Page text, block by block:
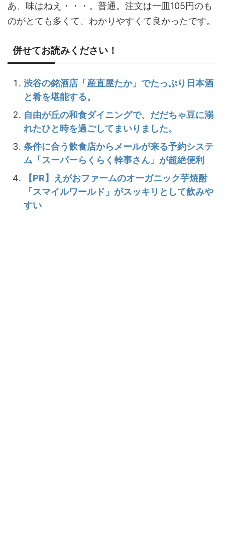
あ、味はねえ・・・。普通。注文は一皿105円のも
のがとても多くて、わかりやすくて良かったです。
併せてお読みください！
渋谷の銘酒店「産直屋たか」でたっぷり日本酒
と肴を堪能する。
自由が丘の和食ダイニングで、だだちゃ豆に溺
れたひと時を過ごしてまいりました。
条件に合う飲食店からメールが来る予約システ
ム「スーパーらくらく幹事さん」が超絶便利
【PR】えがおファームのオーガニック芋焼酎
「スマイルワールド」がスッキリとして飲みや
すい